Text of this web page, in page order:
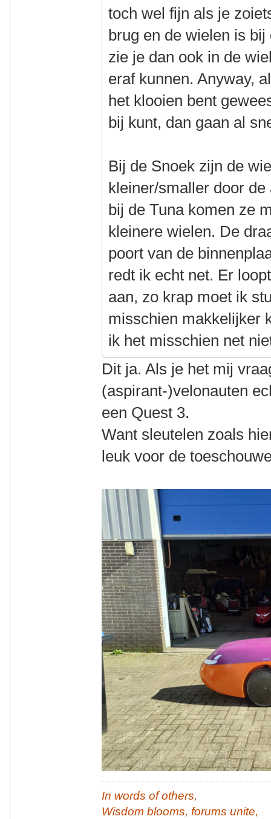
toch wel fijn als je
brug en de wielen is
zie je dan ook in de
eraf kunnen. Anyway,
het klooien bent
bij kunt, dan gaan al
Bij de Snoek zijn de
kleiner/smaller door
bij de Tuna komen ze
kleinere wielen. De
poort van de
redt ik echt net. Er
aan, zo krap moet ik
misschien makkelijker
ik het misschien net
Dit ja. Als je het mij
(aspirant-)velonauten
een Quest 3.
Want sleutelen zoals
leuk voor de
In words of others,
Wisdom blooms, forums unite,